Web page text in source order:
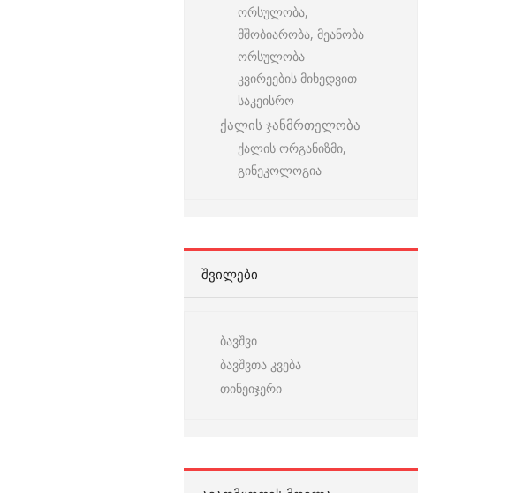
ორსულობა,
მშობიარობა, მეანობა
ორსულობა
კვირეების მიხედვით
საკეისრო
ქალის ჯანმრთელობა
ქალის ორგანიზმი,
გინეკოლოგია
ᲨᲕᲘᲚᲔᲑᲘ
ბავშვი
ბავშვთა კვება
თინეიჯერი